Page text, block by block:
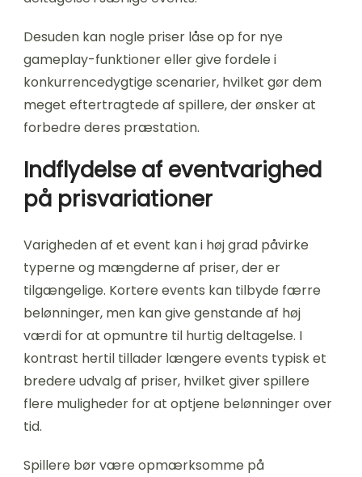
Desuden kan nogle priser låse op for nye
gameplay-funktioner eller give fordele i
konkurrencedygtige scenarier, hvilket gør dem
meget eftertragtede af spillere, der ønsker at
forbedre deres præstation.
Indflydelse af eventvarighed
på prisvariationer
Varigheden af et event kan i høj grad påvirke
typerne og mængderne af priser, der er
tilgængelige. Kortere events kan tilbyde færre
belønninger, men kan give genstande af høj
værdi for at opmuntre til hurtig deltagelse. I
kontrast hertil tillader længere events typisk et
bredere udvalg af priser, hvilket giver spillere
flere muligheder for at optjene belønninger over
tid.
Spillere bør være opmærksomme på